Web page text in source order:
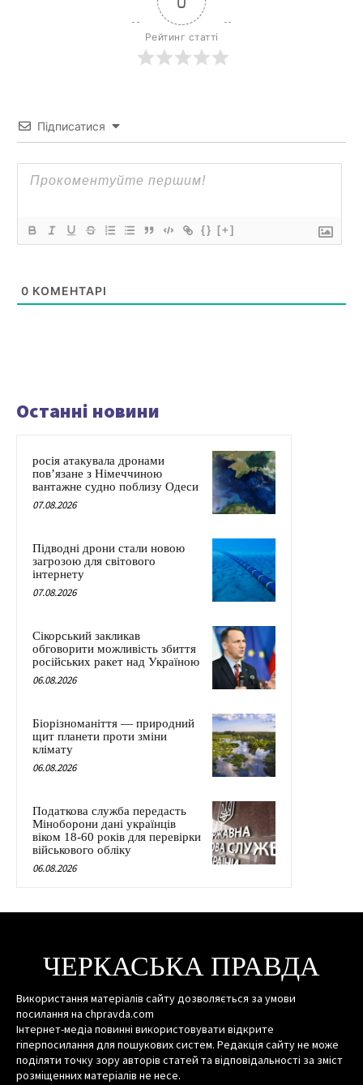
Рейтинг статті
Підписатися
{} [+]
0 КОМЕНТАРІ
Останні новини
росія атакувала дронами
пов’язане з Німеччиною
вантажне судно поблизу Одеси
07.08.2026
Підводні дрони стали новою
загрозою для світового
інтернету
07.08.2026
Сікорський закликав
обговорити можливість збиття
російських ракет над Україною
06.08.2026
Біорізноманіття — природний
щит планети проти зміни
клімату
06.08.2026
Податкова служба передасть
Міноборони дані українців
віком 18-60 років для перевірки
військового обліку
06.08.2026
ЧЕРКАСЬКА ПРАВДА
Використання матеріалів сайту дозволяється за умови
посилання на chpravda.com
Інтернет-медіа повинні використовувати відкрите
гіперпосилання для пошукових систем. Редакція сайту не може
поділяти точку зору авторів статей та відповідальності за зміст
розміщенних матеріалів не несе.